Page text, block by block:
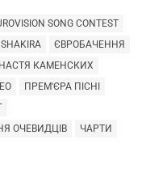
SONG CONTEST
SHAKIRA
ЄВРОБАЧЕННЯ
НАСТЯ КАМЕНСКИХ
ПРЕМ'ЄРА ПІСНІ
ОЧЕВИДЦІВ
ЧАРТИ